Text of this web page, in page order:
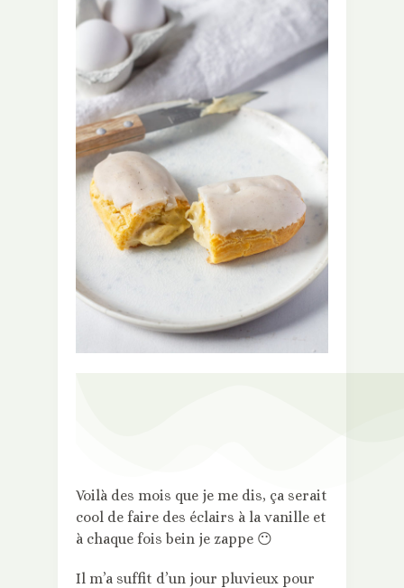
Voilà des mois que je me dis, ça serait
cool de faire des éclairs à la vanille et
à chaque fois bein je zappe 😶
Il m’a suffit d’un jour pluvieux pour